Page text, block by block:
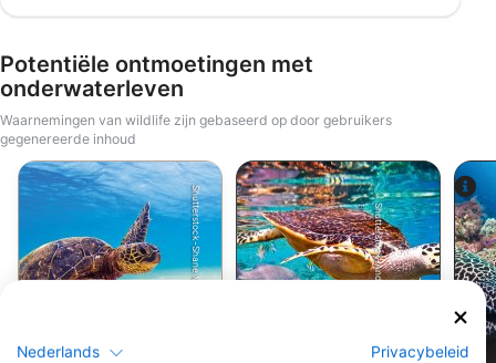
Potentiële ontmoetingen met
onderwaterleven
Waarnemingen van wildlife zijn gebaseerd op door gebruikers
gegenereerde inhoud
Shutterstock-Shane Myers Photography
Zeeschildpad
Shutterstock-Andrey Armyagov
Karetschildpad
Nederlands Privacybeleid